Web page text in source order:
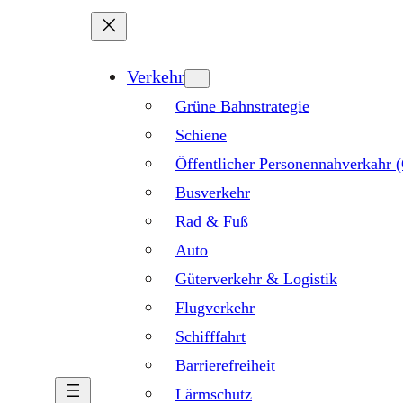
Verkehr
Grüne Bahnstrategie
Schiene
Öffentlicher Personennahverkahr
Busverkehr
Rad & Fuß
Auto
Güterverkehr & Logistik
Flugverkehr
Schifffahrt
Barrierefreiheit
Lärmschutz